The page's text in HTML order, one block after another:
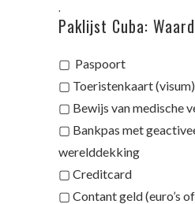
.
Paklijst Cuba:
▢ Paspoort
▢ Toeristenkaart (visum)
▢ Bewijs van medische
▢ Bankpas met
werelddekking
▢ Creditcard
▢ Contant geld (euro’s